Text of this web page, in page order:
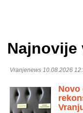
Najnovije
Vranjenews 10.08.2026
Novo